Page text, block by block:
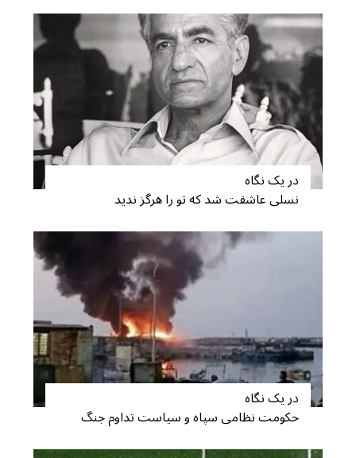
در یک نگاه
نسلی عاشقت شد که تو را هرگز ندید
در یک نگاه
حکومت نظامی سپاه و سیاست تداوم جنگ